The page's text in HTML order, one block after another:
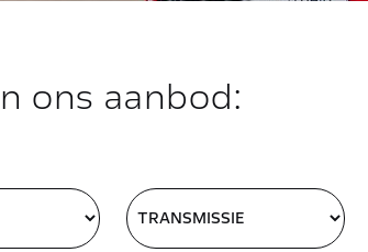
ons aanbod: